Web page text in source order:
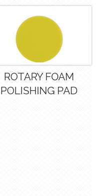
ROTARY FOAM
POLISHING PAD